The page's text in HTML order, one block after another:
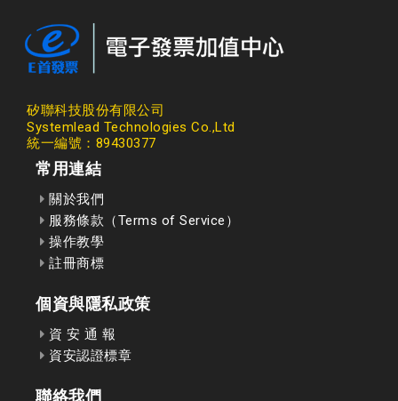
矽聯科技股份有限公司
Systemlead Technologies Co.,Ltd
統一編號：89430377
常用連結
關於我們
服務條款（Terms of Service）
操作教學
註冊商標
個資與隱私政策
資 安 通 報
資安認證標章
聯絡我們